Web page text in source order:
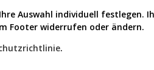
AKTIEN-
Auswahl individuell festlegen.
Footer widerrufen oder ändern.
.